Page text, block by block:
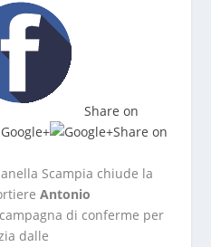
Share on
Share on
Scampia chiude la
Antonio
di conferme per
dalle